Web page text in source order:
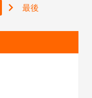
最後